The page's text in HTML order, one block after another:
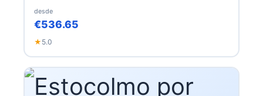
desde
€536.65
★ 5.0